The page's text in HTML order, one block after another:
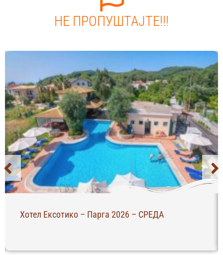
НЕ ПРОПУШТАЈТЕ!!!
Хотел Ексотико – Парга 2026 – СРЕДА